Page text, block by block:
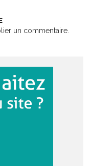
un commentaire.